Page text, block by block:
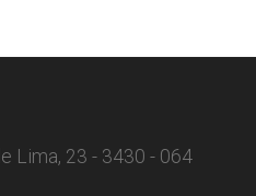
Lima, 23 - 3430 - 064